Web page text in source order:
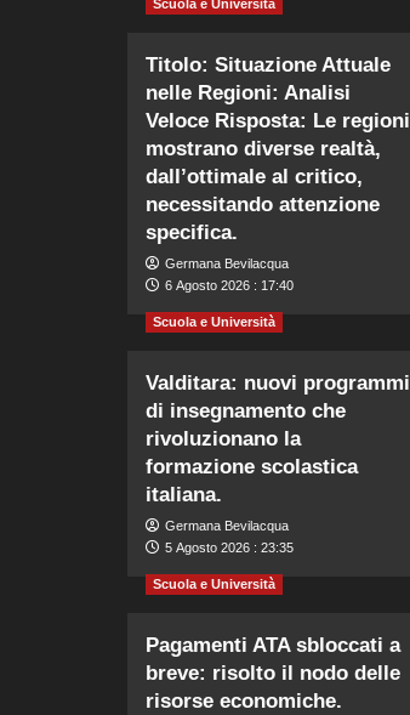
Scuola e Università
Titolo: Situazione Attuale
nelle Regioni: Analisi
Veloce Risposta: Le regioni
mostrano diverse realtà,
dall’ottimale al critico,
necessitando attenzione
specifica.
Germana Bevilacqua
6 Agosto 2026 : 17:40
Scuola e Università
Valditara: nuovi programmi
di insegnamento che
rivoluzionano la
formazione scolastica
italiana.
Germana Bevilacqua
5 Agosto 2026 : 23:35
Scuola e Università
Pagamenti ATA sbloccati a
breve: risolto il nodo delle
risorse economiche.